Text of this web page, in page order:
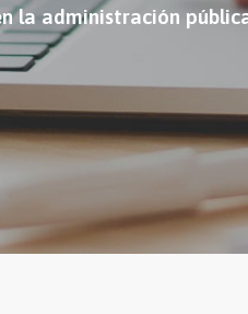
la administración